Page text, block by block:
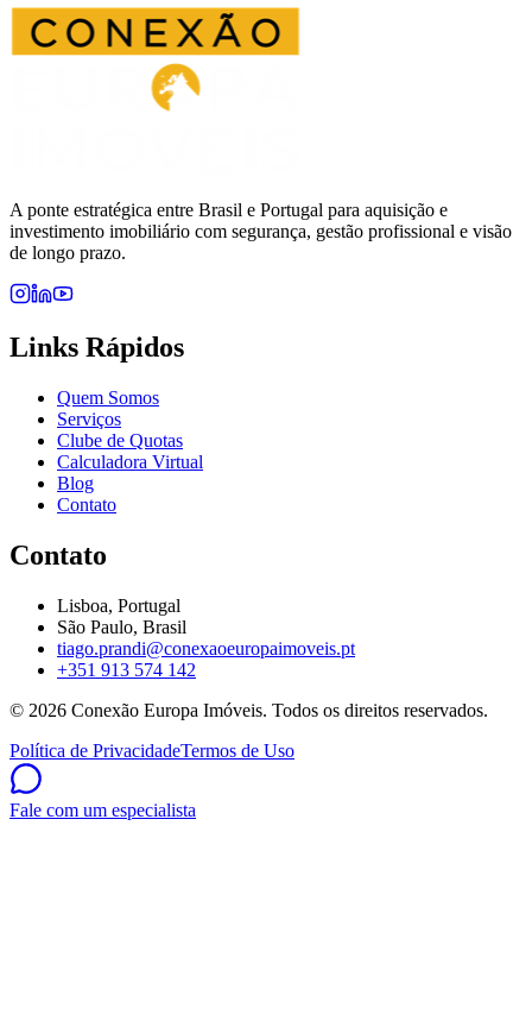
A ponte estratégica entre Brasil e Portugal para aquisição e
investimento imobiliário com segurança, gestão profissional e visão
de longo prazo.
Links Rápidos
Quem Somos
Serviços
Clube de Quotas
Calculadora Virtual
Blog
Contato
Contato
Lisboa, Portugal
São Paulo, Brasil
tiago.prandi@conexaoeuropaimoveis.pt
+351 913 574 142
© 2026 Conexão Europa Imóveis. Todos os direitos reservados.
Política de PrivacidadeTermos de Uso
Fale com um especialista